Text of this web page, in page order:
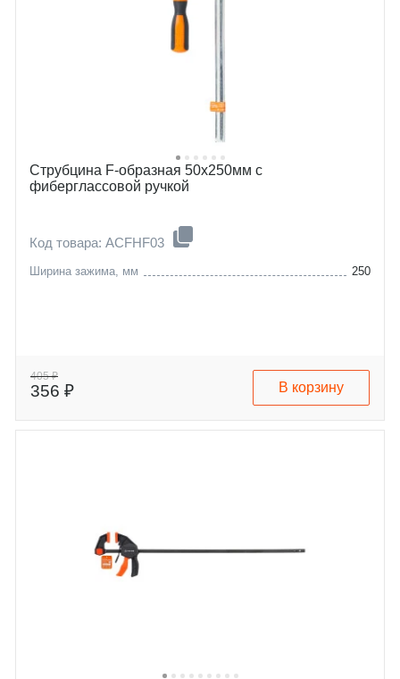
Струбцина F-образная 50х250мм с
фиберглассовой ручкой
Код товара: ACFHF03
Ширина зажима, мм 250
405 ₽
356 ₽ В корзину